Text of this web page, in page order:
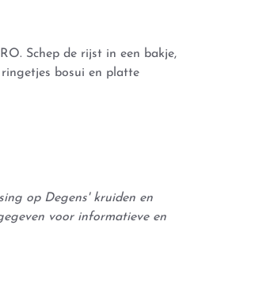
Schep de rijst in een bakje,
bosui en platte
op Degens' kruiden en
voor informatieve en